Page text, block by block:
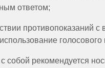
ответом;
противопоказаний
голосового
собой рекомендуется